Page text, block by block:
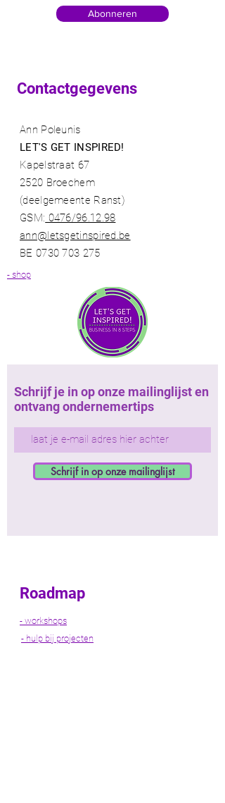
Abonneren
Contactgegevens
Ann Poleunis
LET'S GET INSPIRED!
Kapelstraat 67
2520 Broechem
(deelgemeente Ranst)​
GSM: 0476/96.12.98​
ann@letsgetinspired.be
BE 0730 703 275
- shop
Schrijf je in op onze mailinglijst en
ontvang ondernemertips
Schrijf in op onze mailinglijst
Roadmap
- workshops
- hulp bij projecten